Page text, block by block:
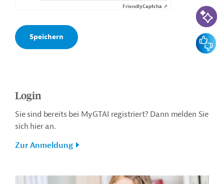
FriendlyCaptcha ⇗
Login
Sie sind bereits bei MyGTAI registriert? Dann melden Sie
sich hier an.
Zur Anmeldung
KI-